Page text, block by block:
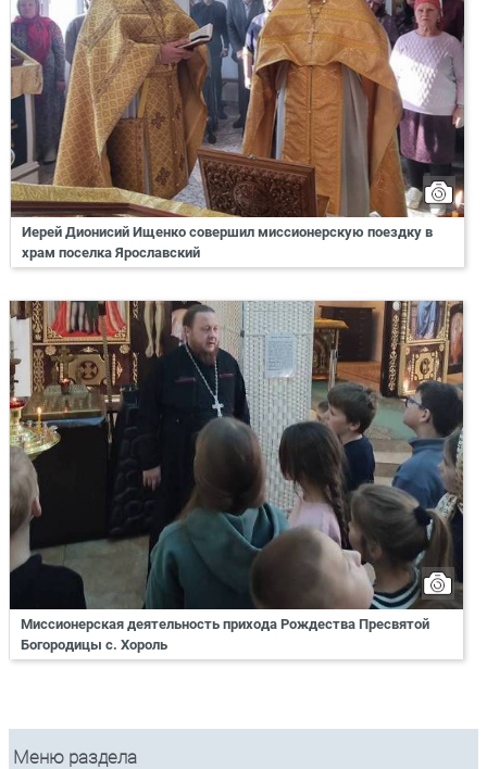
Иерей Дионисий Ищенко совершил миссионерскую поездку в
храм поселка Ярославский
Миссионерская деятельность прихода Рождества Пресвятой
Богородицы с. Хороль
Меню раздела